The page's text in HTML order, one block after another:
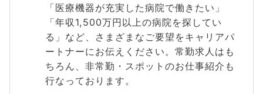
「医療機器が充実した病院で働きたい」
「年収1,500万円以上の病院を探してい
る」など、さまざまなご要望をキャリアパ
ートナーにお伝えください。常勤求人はも
ちろん、非常勤・スポットのお仕事紹介も
行なっております。